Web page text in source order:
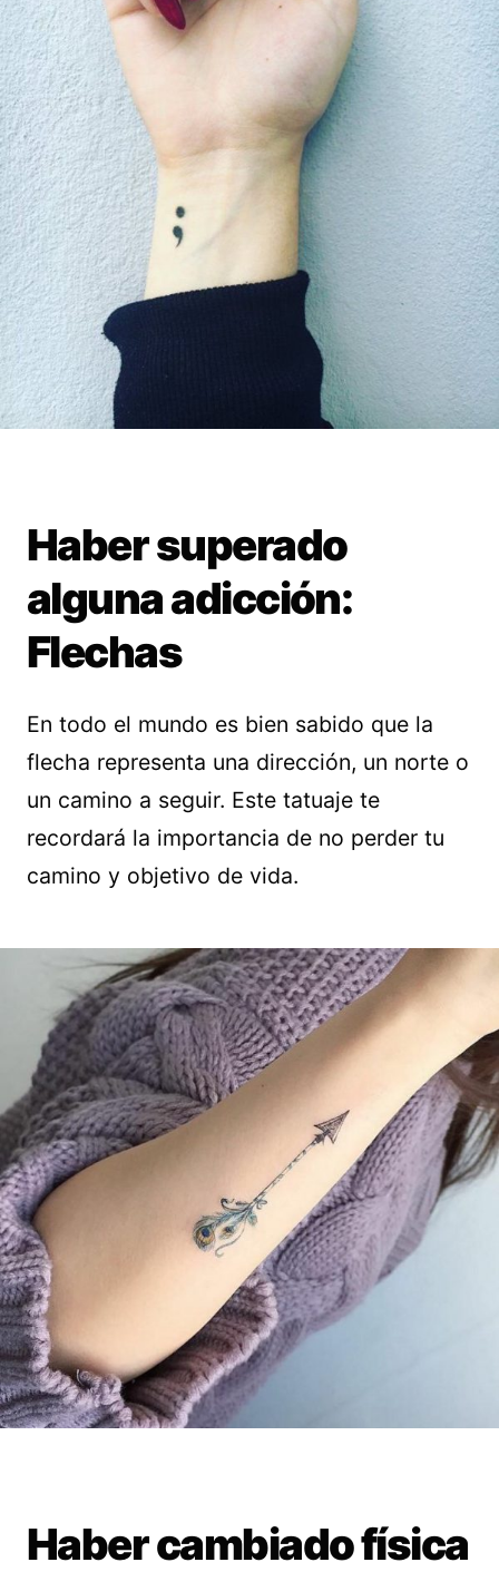
Haber superado
alguna adicción:
Flechas
En todo el mundo es bien sabido que la
flecha representa una dirección, un norte o
un camino a seguir. Este tatuaje te
recordará la importancia de no perder tu
camino y objetivo de vida.
Haber cambiado física